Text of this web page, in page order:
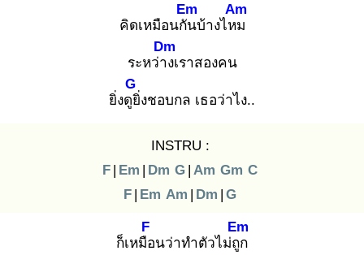
คิดเหมือนกัน
Em
บ้างไหม
Am
ระหว่าง
Dm
เราสองคน
ยิ่งดูยิ่
G
งชอบกล เธอว่าไง..
INSTRU :
F | Em | Dm G | Am Gm C
F | Em Am | Dm | G
ก็เหมือ
F
นว่าทำตัวไม่ถูก
Em